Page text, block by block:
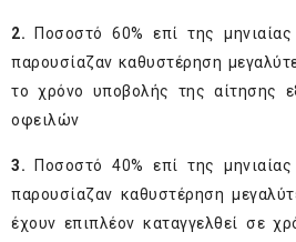
2. Ποσοστό 60% επί της
παρουσίαζαν καθυστέρηση
το χρόνο υποβολής της αίτησης
οφειλών
3. Ποσοστό 40% επί της
παρουσίαζαν καθυστέρηση
έχουν επιπλέον καταγγελθεί σε